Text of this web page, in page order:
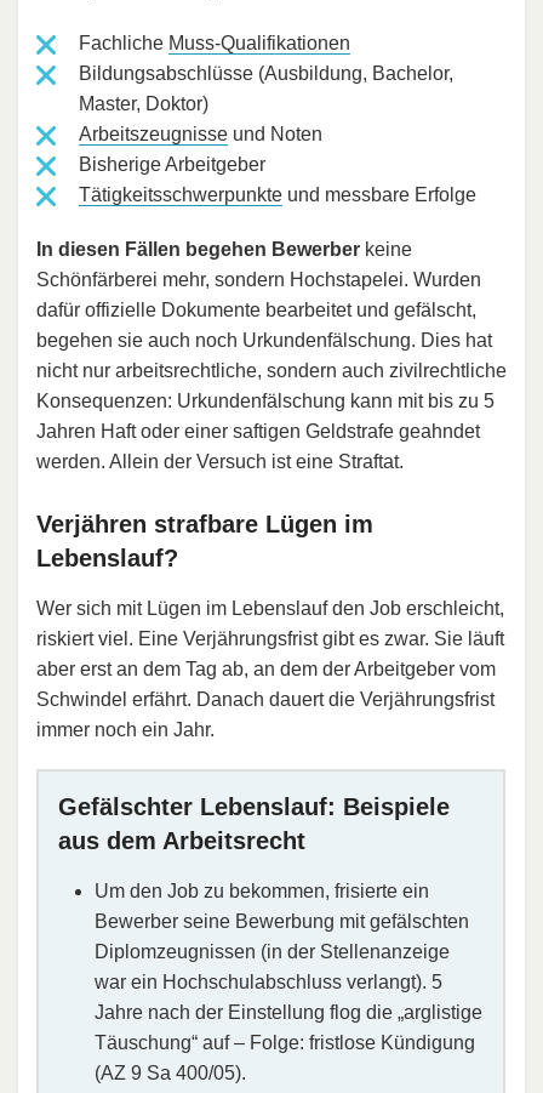
Fachliche Muss-Qualifikationen
Bildungsabschlüsse (Ausbildung, Bachelor,
Master, Doktor)
Arbeitszeugnisse und Noten
Bisherige Arbeitgeber
Tätigkeitsschwerpunkte und messbare Erfolge
In diesen Fällen begehen Bewerber keine
Schönfärberei mehr, sondern Hochstapelei. Wurden
dafür offizielle Dokumente bearbeitet und gefälscht,
begehen sie auch noch Urkundenfälschung. Dies hat
nicht nur arbeitsrechtliche, sondern auch zivilrechtliche
Konsequenzen: Urkundenfälschung kann mit bis zu 5
Jahren Haft oder einer saftigen Geldstrafe geahndet
werden. Allein der Versuch ist eine Straftat.
Verjähren strafbare Lügen im
Lebenslauf?
Wer sich mit Lügen im Lebenslauf den Job erschleicht,
riskiert viel. Eine Verjährungsfrist gibt es zwar. Sie läuft
aber erst an dem Tag ab, an dem der Arbeitgeber vom
Schwindel erfährt. Danach dauert die Verjährungsfrist
immer noch ein Jahr.
Gefälschter Lebenslauf: Beispiele
aus dem Arbeitsrecht
Um den Job zu bekommen, frisierte ein
Bewerber seine Bewerbung mit gefälschten
Diplomzeugnissen (in der Stellenanzeige
war ein Hochschulabschluss verlangt). 5
Jahre nach der Einstellung flog die „arglistige
Täuschung“ auf – Folge: fristlose Kündigung
(AZ 9 Sa 400/05).